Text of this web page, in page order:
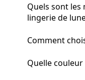
Quels sont les
lingerie de
Comment
Quelle